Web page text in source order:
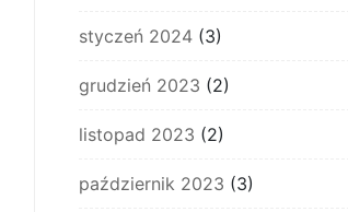
styczeń 2024 (3)
grudzień 2023 (2)
listopad 2023 (2)
październik 2023 (3)